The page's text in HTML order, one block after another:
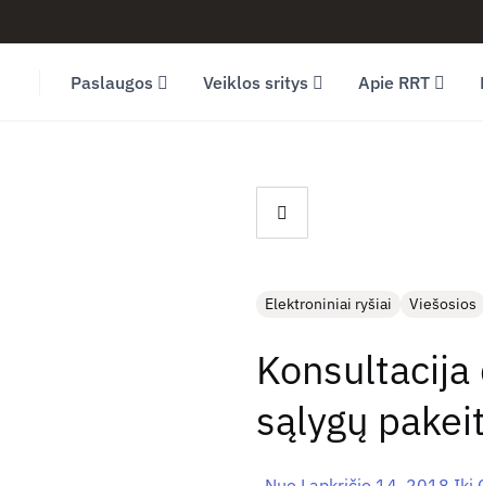
Paslaugos Veiklos sritys Apie RRT
Elektroniniai ryšiai Viešosios
sąlygų